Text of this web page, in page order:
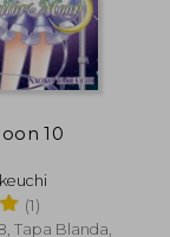
10
(1)
Tapa Blanda,